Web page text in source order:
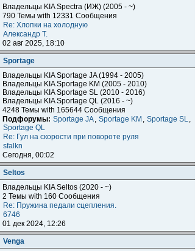
Владельцы KIA Spectra (ИЖ) (2005 - ~)
790 Темы with 12331 Сообщения
Re: Хлопки на холодную
Александр Т.
02 авг 2025, 18:10
Sportage
Владельцы KIA Sportage JA (1994 - 2005)
Владельцы KIA Sportage KM (2005 - 2010)
Владельцы KIA Sportage SL (2010 - 2016)
Владельцы KIA Sportage QL (2016 - ~)
4248 Темы with 165644 Сообщения
Подфорумы: Sportage JA, Sportage KM , Sportage SL,
Sportage QL
Re: Гул на скорости при повороте руля
sfalkn
Сегодня, 00:02
Seltos
Владельцы KIA Seltos (2020 - ~)
2 Темы with 160 Сообщения
Re: Пружина педали сцепления.
6746
01 дек 2024, 12:26
Venga